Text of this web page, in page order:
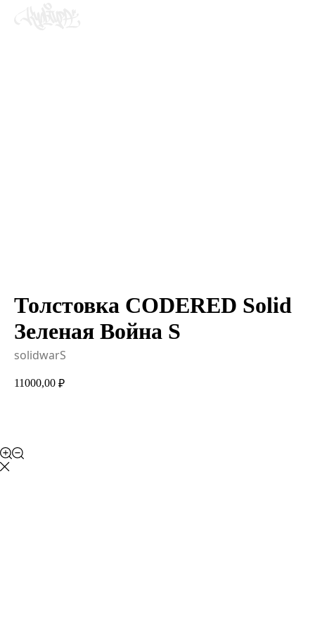
Толстовка CODERED Solid
Зеленая Война S
solidwarS
11000,00 ₽